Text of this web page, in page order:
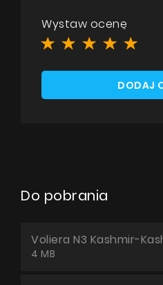
Wystaw ocenę
DODAJ
Do pobrania
Voliera N3 Kashmir-
4 MB